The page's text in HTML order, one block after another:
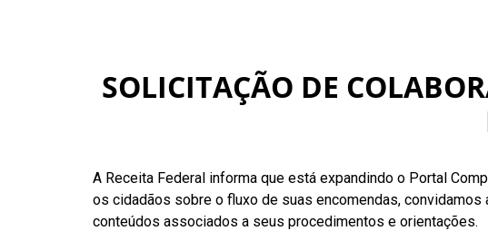
SOLICITAÇÃO DE
A Receita Federal informa que está expandindo o Portal
os cidadãos sobre o fluxo de suas encomendas,
conteúdos associados a seus procedimentos e orientações.